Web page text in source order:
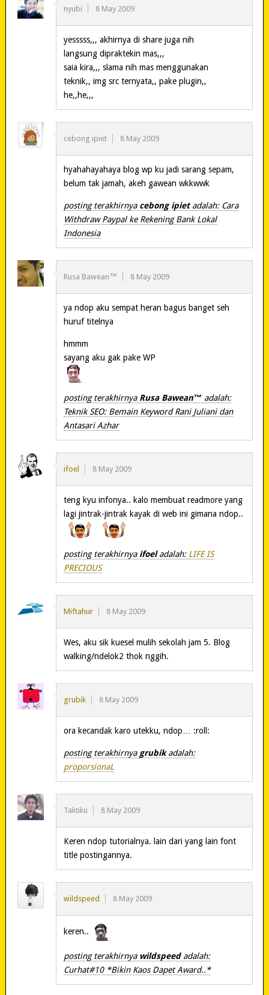
nyubi 8 May 2009
yesssss,,, akhirnya di share juga nih
langsung dipraktekin mas,,,
saia kira,,, slama nih mas menggunakan
teknik,, img src ternyata,, pake plugin,,
he,,he,,,
cebong ipiet 8 May 2009
hyahahayahaya blog wp ku jadi sarang sepam,
belum tak jamah, akeh gawean wkkwwk
posting terakhirnya cebong ipiet adalah: Cara
Withdraw Paypal ke Rekening Bank Lokal
Indonesia
Rusa Bawean™ 8 May 2009
ya ndop aku sempat heran bagus banget seh
huruf titelnya
hmmm
sayang aku gak pake WP
posting terakhirnya Rusa Bawean™ adalah:
Teknik SEO: Bemain Keyword Rani Juliani dan
Antasari Azhar
ifoel 8 May 2009
teng kyu infonya.. kalo membuat readmore yang
lagi jintrak-jintrak kayak di web ini gimana ndop..
posting terakhirnya ifoeladalah: LIFE IS
PRECIOUS
Miftahur 8 May 2009
Wes, aku sik kuesel mulih sekolah jam 5. Blog
walking/ndelok2 thok nggih.
grubik 8 May 2009
ora kecandak karo utekku, ndop… :roll:
posting terakhirnya grubikadalah:
proporsionaL
Taktiku 8 May 2009
Keren ndop tutorialnya. lain dari yang lain font
title postingannya.
wildspeed 8 May 2009
keren..
posting terakhirnya wildspeed adalah:
Curhat#10 *Bikin Kaos Dapet Award..*